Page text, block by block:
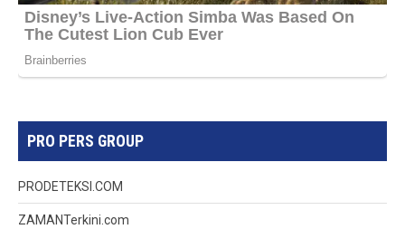
PRO PERS GROUP
PRODETEKSI.COM
ZAMANTerkini.com